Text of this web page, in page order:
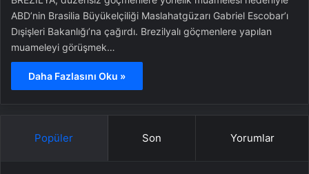
ABD’nin Brasilia Büyükelçiliği Maslahatgüzarı Gabriel Escobar’ı
Dışişleri Bakanlığı’na çağırdı. Brezilyalı göçmenlere yapılan
muameleyi görüşmek…
Daha Fazlasını Oku »
Popüler Son Yorumlar